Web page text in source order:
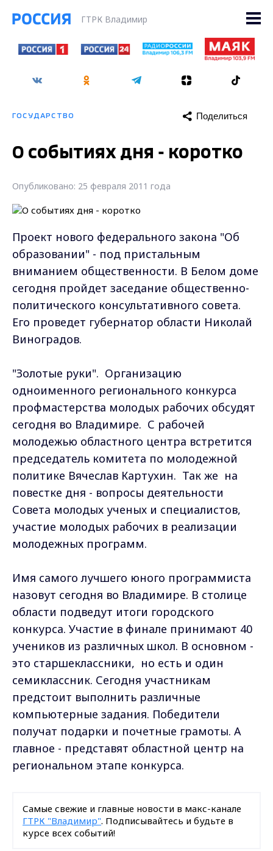
ГТРК Владимир
ГОСУДАРСТВО Поделиться
О событиях дня - коротко
Опубликовано: 25 февраля 2011 года
Проект нового федерального закона "Об
образовании" - под пристальным
вниманием общественности. В Белом доме
сегодня пройдет заседание общественно-
политического консультативного совета.
Его проведет губернатор области Николай
Виноградов.
"Золотые руки". Организацию
одноименного регионального конкурса
профмастерства молодых рабочих обсудят
сегодня во Владимире. С рабочей
молодежью областного центра встретится
председатель комитета по молодежной
политике Вячеслав Картухин. Так же на
повестке дня - вопросы деятельности
Совета молодых ученых и специалистов,
участие молодых рабочих в реализации
молодежных программ.
Имя самого лучшего юного программиста
назовут сегодня во Владимире. В столице
области подведут итоги городского
конкурса. Участие в финале принимают 40
учеников из различных школ. В основном -
это старшеклассники, но есть и один
семиклассник. Сегодня участникам
предстоит выполнить различные
компьютерные задания. Победители
получат подарки и почетные грамоты. А
главное - представят областной центр на
региональном этапе конкурса.
Самые свежие и главные новости в макс-канале
ГТРК "Владимир". Подписывайтесь и будьте в
курсе всех событий!